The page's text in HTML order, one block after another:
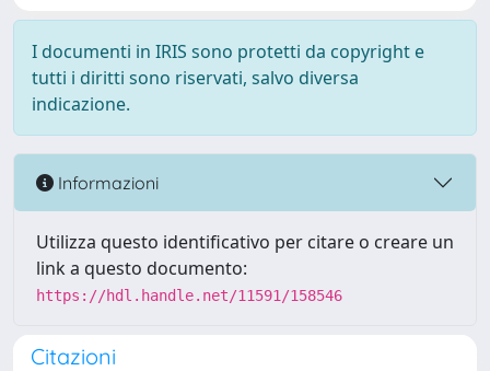
I documenti in IRIS sono protetti da copyright e
tutti i diritti sono riservati, salvo diversa
indicazione.
Informazioni
Utilizza questo identificativo per citare o creare un
link a questo documento:
https://hdl.handle.net/11591/158546
Citazioni